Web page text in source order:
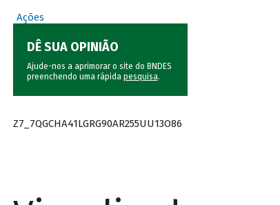
Ações
DÊ SUA OPINIÃO
Ajude-nos a aprimorar o site do BNDES
preenchendo uma rápida pesquisa.
Z7_7QGCHA41LGRG90AR255UU13O86